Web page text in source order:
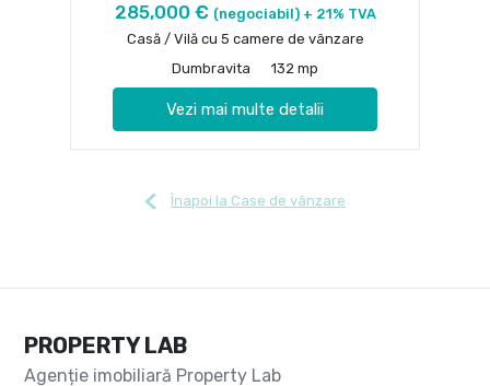
285,000 € (negociabil) + 21% TVA
Casă / Vilă cu 5 camere de vânzare
Dumbravita
132 mp
Vezi mai multe detalii
Înapoi la Case de vânzare
PROPERTY LAB